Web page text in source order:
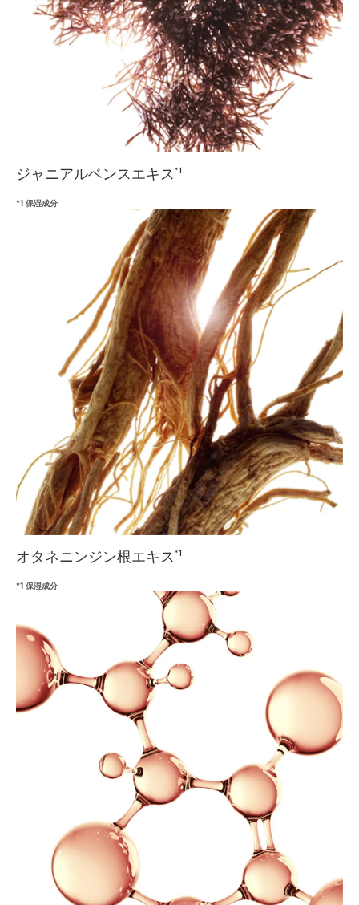
ジャニアルベンスエキス *1
*1 保湿成分
オタネニンジン根エキス *1
*1 保湿成分